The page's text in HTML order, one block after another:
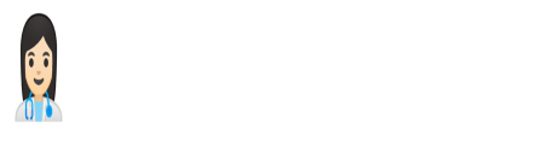
Перейти
содержимому